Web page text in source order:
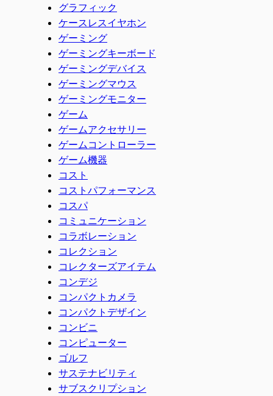
グラフィック
ケースレスイヤホン
ゲーミング
ゲーミングキーボード
ゲーミングデバイス
ゲーミングマウス
ゲーミングモニター
ゲーム
ゲームアクセサリー
ゲームコントローラー
ゲーム機器
コスト
コストパフォーマンス
コスパ
コミュニケーション
コラボレーション
コレクション
コレクターズアイテム
コンデジ
コンパクトカメラ
コンパクトデザイン
コンビニ
コンピューター
ゴルフ
サステナビリティ
サブスクリプション